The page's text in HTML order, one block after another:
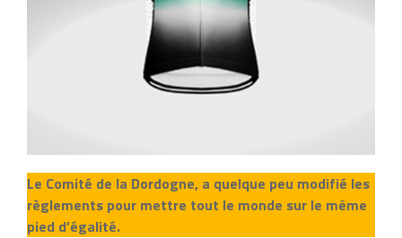
Le Comité de la Dordogne, a quelque peu modifié les
règlements pour mettre tout le monde sur le même
pied d’égalité.